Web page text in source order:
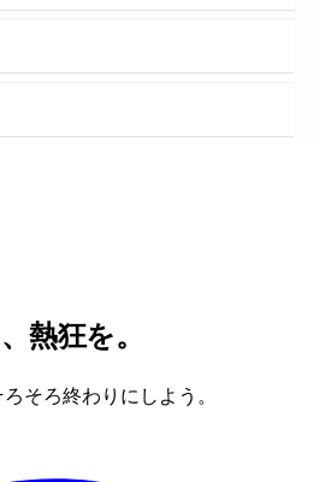
熱狂を。
そろ終わりにしよう。